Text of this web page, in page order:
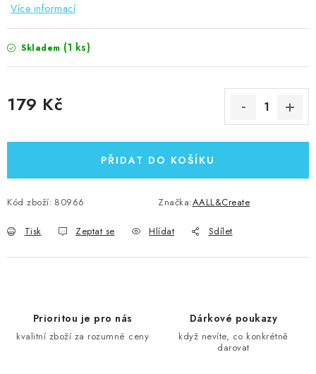
Více informací
Skladem (1 ks)
179 Kč
PŘIDAT DO KOŠÍKU
Kód zboží: 80966 Značka:AALL&Create
Tisk Zeptat se Hlídat Sdílet
Prioritou je pro nás
kvalitní zboží za rozumné ceny
Dárkové poukazy
když nevíte, co konkrétně
darovat